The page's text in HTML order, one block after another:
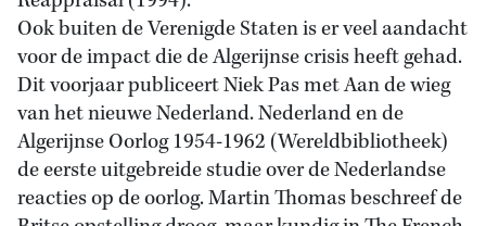
Ook buiten de Verenigde Staten is er veel aandacht
voor de impact die de Algerijnse crisis heeft gehad.
Dit voorjaar publiceert Niek Pas met Aan de wieg
van het nieuwe Nederland. Nederland en de
Algerijnse Oorlog 1954-1962 (Wereldbibliotheek)
de eerste uitgebreide studie over de Nederlandse
reacties op de oorlog. Martin Thomas beschreef de